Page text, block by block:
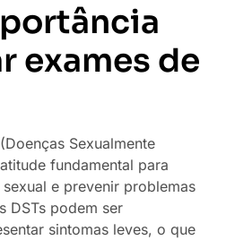
exames de
Sexualmente
fundamental para
e prevenir problemas
DSTs podem ser
sintomas leves, o que